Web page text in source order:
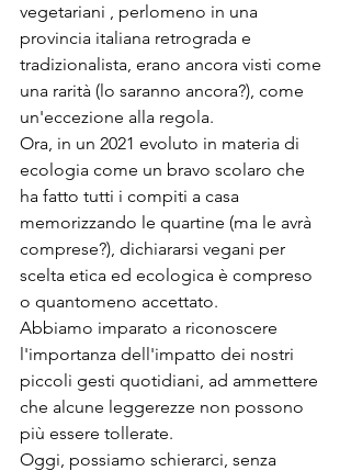
vegetariani , perlomeno in una
provincia italiana retrograda e
tradizionalista, erano ancora visti come
una rarità (lo saranno ancora?), come
un'eccezione alla regola.
Ora, in un 2021 evoluto in materia di
ecologia come un bravo scolaro che
ha fatto tutti i compiti a casa
memorizzando le quartine (ma le avrà
comprese?), dichiararsi vegani per
scelta etica ed ecologica è compreso
o quantomeno accettato.
Abbiamo imparato a riconoscere
l'importanza dell'impatto dei nostri
piccoli gesti quotidiani, ad ammettere
che alcune leggerezze non possono
più essere tollerate.
Oggi, possiamo schierarci, senza